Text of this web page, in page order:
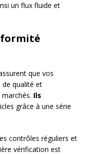
un flux fluide et
que vos
qualité et
Ils
grâce à une série
contrôles réguliers et
vérification est